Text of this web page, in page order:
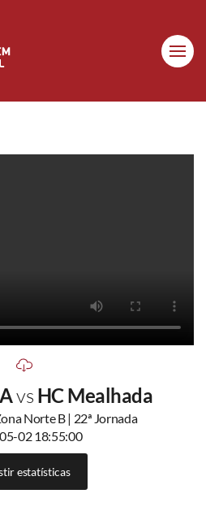
vs HC Mealhada
Norte B | 22ª Jornada
02 18:55:00
estatísticas